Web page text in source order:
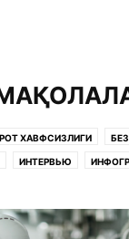
ХАВФСИЗЛИГИ
ИНТЕРВЬЮ
ТАДБИРЛАР ТАЪЛИМ
ТЕХНОЛОГИЯЛАР